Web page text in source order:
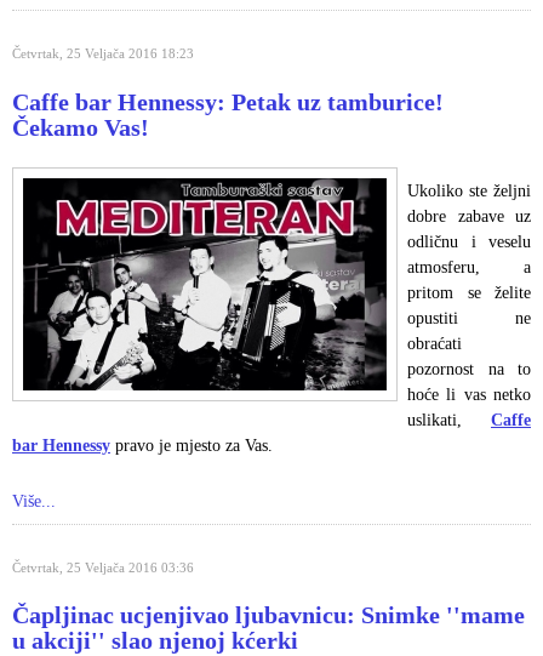
Četvrtak, 25 Veljača 2016 18:23
Caffe bar Hennessy: Petak uz tamburice!
Čekamo Vas!
Ukoliko ste željni
dobre zabave uz
odličnu i veselu
atmosferu, a
pritom se želite
opustiti ne
obraćati
pozornost na to
hoće li vas netko
uslikati, Caffe
bar Hennessy pravo je mjesto za Vas.
Više...
Četvrtak, 25 Veljača 2016 03:36
Čapljinac ucjenjivao ljubavnicu: Snimke ''mame
u akciji'' slao njenoj kćerki